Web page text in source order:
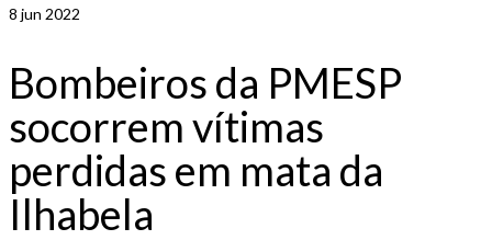
8 jun 2022
Bombeiros da PMESP
socorrem vítimas
perdidas em mata da
Ilhabela